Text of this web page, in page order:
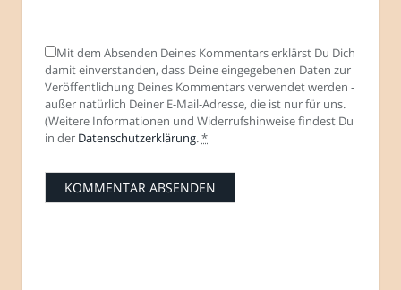
Mit dem Absenden Deines Kommentars erklärst Du Dich
damit einverstanden, dass Deine eingegebenen Daten zur
Veröffentlichung Deines Kommentars verwendet werden -
außer natürlich Deiner E-Mail-Adresse, die ist nur für uns.
(Weitere Informationen und Widerrufshinweise findest Du
in der Datenschutzerklärung.*